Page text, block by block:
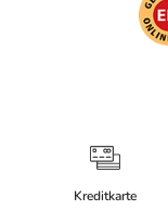
Kreditkarte